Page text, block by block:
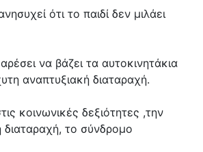
ότι το παιδί δεν μιλάει
να βάζει τα αυτοκινητάκια
αναπτυξιακή διαταραχή.
κοινωνικές δεξιότητες ,την
το σύνδρομο